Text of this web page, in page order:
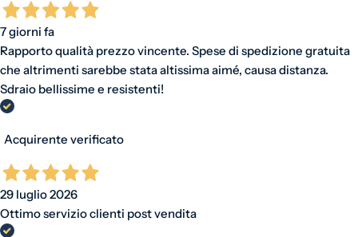
7 giorni fa
Rapporto qualità prezzo vincente. Spese di spedizione gratuita
che altrimenti sarebbe stata altissima aimé, causa distanza.
Sdraio bellissime e resistenti!
Acquirente verificato
29 luglio 2026
Ottimo servizio clienti post vendita